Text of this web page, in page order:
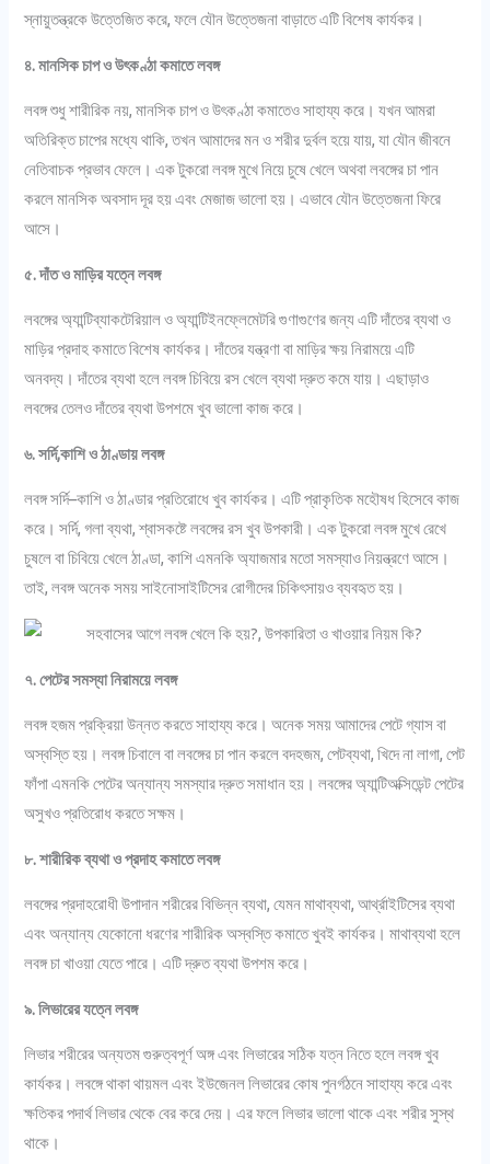
স্নায়ুতন্ত্রকে উত্তেজিত করে, ফলে যৌন উত্তেজনা বাড়াতে এটি বিশেষ কার্যকর।
৪. মানসিক চাপ ও উৎকণ্ঠা কমাতে লবঙ্গ
লবঙ্গ শুধু শারীরিক নয়, মানসিক চাপ ও উৎকণ্ঠা কমাতেও সাহায্য করে। যখন আমরা
অতিরিক্ত চাপের মধ্যে থাকি, তখন আমাদের মন ও শরীর দুর্বল হয়ে যায়, যা যৌন জীবনে
নেতিবাচক প্রভাব ফেলে। এক টুকরো লবঙ্গ মুখে নিয়ে চুষে খেলে অথবা লবঙ্গের চা পান
করলে মানসিক অবসাদ দূর হয় এবং মেজাজ ভালো হয়। এভাবে যৌন উত্তেজনা ফিরে
আসে।
৫. দাঁত ও মাড়ির যত্নে লবঙ্গ
লবঙ্গের অ্যান্টিব্যাকটেরিয়াল ও অ্যান্টিইনফ্লেমেটরি গুণাগুণের জন্য এটি দাঁতের ব্যথা ও
মাড়ির প্রদাহ কমাতে বিশেষ কার্যকর। দাঁতের যন্ত্রণা বা মাড়ির ক্ষয় নিরাময়ে এটি
অনবদ্য। দাঁতের ব্যথা হলে লবঙ্গ চিবিয়ে রস খেলে ব্যথা দ্রুত কমে যায়। এছাড়াও
লবঙ্গের তেলও দাঁতের ব্যথা উপশমে খুব ভালো কাজ করে।
৬. সর্দি,কাশি ও ঠাণ্ডায় লবঙ্গ
লবঙ্গ সর্দি–কাশি ও ঠাণ্ডার প্রতিরোধে খুব কার্যকর। এটি প্রাকৃতিক মহৌষধ হিসেবে কাজ
করে। সর্দি, গলা ব্যথা, শ্বাসকষ্টে লবঙ্গের রস খুব উপকারী। এক টুকরো লবঙ্গ মুখে রেখে
চুষলে বা চিবিয়ে খেলে ঠাণ্ডা, কাশি এমনকি অ্যাজমার মতো সমস্যাও নিয়ন্ত্রণে আসে।
তাই, লবঙ্গ অনেক সময় সাইনোসাইটিসের রোগীদের চিকিৎসায়ও ব্যবহৃত হয়।
৭. পেটের সমস্যা নিরাময়ে লবঙ্গ
লবঙ্গ হজম প্রক্রিয়া উন্নত করতে সাহায্য করে। অনেক সময় আমাদের পেটে গ্যাস বা
অস্বস্তি হয়। লবঙ্গ চিবালে বা লবঙ্গের চা পান করলে বদহজম, পেটব্যথা, খিদে না লাগা, পেট
ফাঁপা এমনকি পেটের অন্যান্য সমস্যার দ্রুত সমাধান হয়। লবঙ্গের অ্যান্টিঅক্সিডেন্ট পেটের
অসুখও প্রতিরোধ করতে সক্ষম।
৮. শারীরিক ব্যথা ও প্রদাহ কমাতে লবঙ্গ
লবঙ্গের প্রদাহরোধী উপাদান শরীরের বিভিন্ন ব্যথা, যেমন মাথাব্যথা, আর্থ্রাইটিসের ব্যথা
এবং অন্যান্য যেকোনো ধরণের শারীরিক অস্বস্তি কমাতে খুবই কার্যকর। মাথাব্যথা হলে
লবঙ্গ চা খাওয়া যেতে পারে। এটি দ্রুত ব্যথা উপশম করে।
৯. লিভারের যত্নে লবঙ্গ
লিভার শরীরের অন্যতম গুরুত্বপূর্ণ অঙ্গ এবং লিভারের সঠিক যত্ন নিতে হলে লবঙ্গ খুব
কার্যকর। লবঙ্গে থাকা থায়মল এবং ইউজেনল লিভারের কোষ পুনর্গঠনে সাহায্য করে এবং
ক্ষতিকর পদার্থ লিভার থেকে বের করে দেয়। এর ফলে লিভার ভালো থাকে এবং শরীর সুস্থ
থাকে।